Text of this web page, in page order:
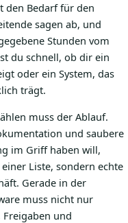
den Bedarf für den
sagen ab, und
Stunden vom
du schnell, ob dir ein
oder ein System, das
trägt.
muss der Ablauf.
und saubere
im Griff haben will,
Liste, sondern echte
Gerade in der
muss nicht nur
und